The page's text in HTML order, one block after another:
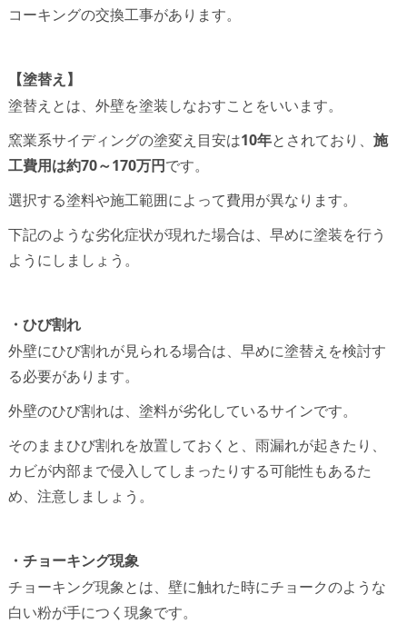
コーキングの交換工事があります。
【塗替え】
塗替えとは、外壁を塗装しなおすことをいいます。
窯業系サイディングの塗変え目安は10年とされており、 施
工費用は約70～170万円です。
選択する塗料や施工範囲によって費用が異なります。
下記のような劣化症状が現れた場合は、早めに塗装を行う
ようにしましょう。
・ひび割れ
外壁にひび割れが見られる場合は、早めに塗替えを検討す
る必要があります。
外壁のひび割れは、塗料が劣化しているサインです。
そのままひび割れを放置しておくと、雨漏れが起きたり、
カビが内部まで侵入してしまったりする可能性もあるた
め、注意しましょう。
・チョーキング現象
チョーキング現象とは、壁に触れた時にチョークのような
白い粉が手につく現象です。